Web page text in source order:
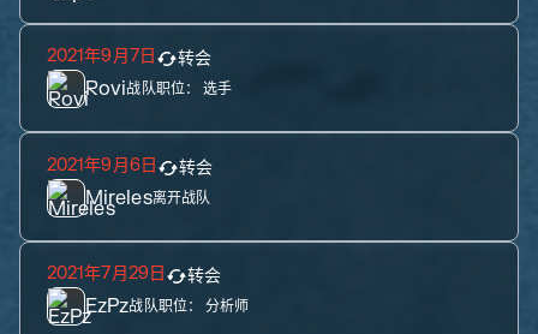
2021年9月7日 转会
Rovi战队职位： 选手
2021年9月6日 转会
Mireles离开战队
2021年7月29日 转会
EzPz战队职位： 分析师